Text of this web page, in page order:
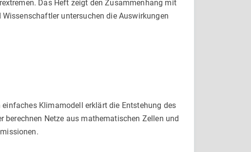
Das Heft zeigt den Zusammenhang mit
untersuchen die Auswirkungen
Klimamodell erklärt die Entstehung des
Netze aus mathematischen Zellen und